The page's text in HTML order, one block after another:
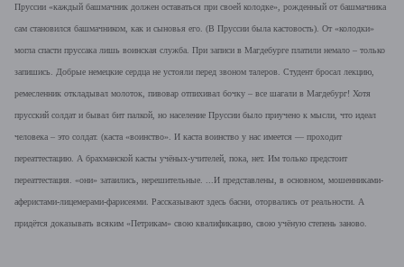
Пруссии «каждый башмачник должен оставаться при своей колодке», рожденный от башмачника
сам становился башмачником, как и сыновья его. (В Пруссии была кастовость). От «колодки»
могла спасти пруссака лишь воинская служба. При записи в Магдебурге платили немало – только
запишись. Добрые немецкие сердца не устояли перед звоном талеров. Студент бросал лекцию,
ремесленник откладывал молоток, пивовар отпихивал бочку – все шагали в Магдебург! Хотя
прусский солдат и бывал бит палкой, но население Пруссии было приучено к мысли, что идеал
человека – это солдат. (каста «воинство». И каста воинство у нас имеется — проходит
переаттестацию. А брахманской касты учёных-учителей, пока, нет. Им только предстоит
переаттестация. «они» затаились, нерешительные. ...И представлены, в основном, мошенниками-
аферистами-лицемерами-фарисеями. Рассказывают здесь басни, оторвались от реальности. А
придётся доказывать всяким «Петрикам» свою квалификацию, свою учёную степень заново.